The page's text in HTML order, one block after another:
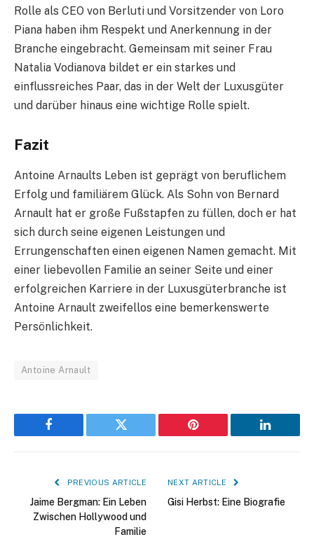
Rolle als CEO von Berluti und Vorsitzender von Loro
Piana haben ihm Respekt und Anerkennung in der
Branche eingebracht. Gemeinsam mit seiner Frau
Natalia Vodianova bildet er ein starkes und
einflussreiches Paar, das in der Welt der Luxusgüter
und darüber hinaus eine wichtige Rolle spielt.
Fazit
Antoine Arnaults Leben ist geprägt von beruflichem
Erfolg und familiärem Glück. Als Sohn von Bernard
Arnault hat er große Fußstapfen zu füllen, doch er hat
sich durch seine eigenen Leistungen und
Errungenschaften einen eigenen Namen gemacht. Mit
einer liebevollen Familie an seiner Seite und einer
erfolgreichen Karriere in der Luxusgüterbranche ist
Antoine Arnault zweifellos eine bemerkenswerte
Persönlichkeit.
Antoine Arnault
Facebook Twitter Pinterest LinkedIn
PREVIOUS ARTICLE
Jaime Bergman: Ein Leben
Zwischen Hollywood und
Familie
NEXT ARTICLE
Gisi Herbst: Eine Biografie